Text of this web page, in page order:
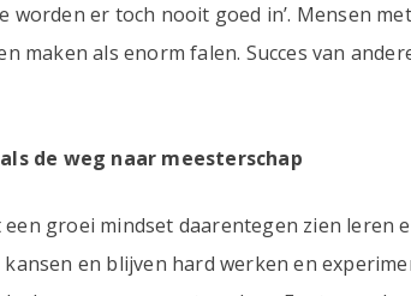
worden er toch nooit goed in’. Mensen
maken als enorm falen. Succes van
de weg naar meesterschap
een groei mindset daarentegen zien
en blijven hard werken en